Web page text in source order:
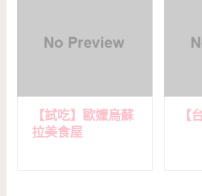
【試吃】歐嬤烏蘇
拉美食屋
【